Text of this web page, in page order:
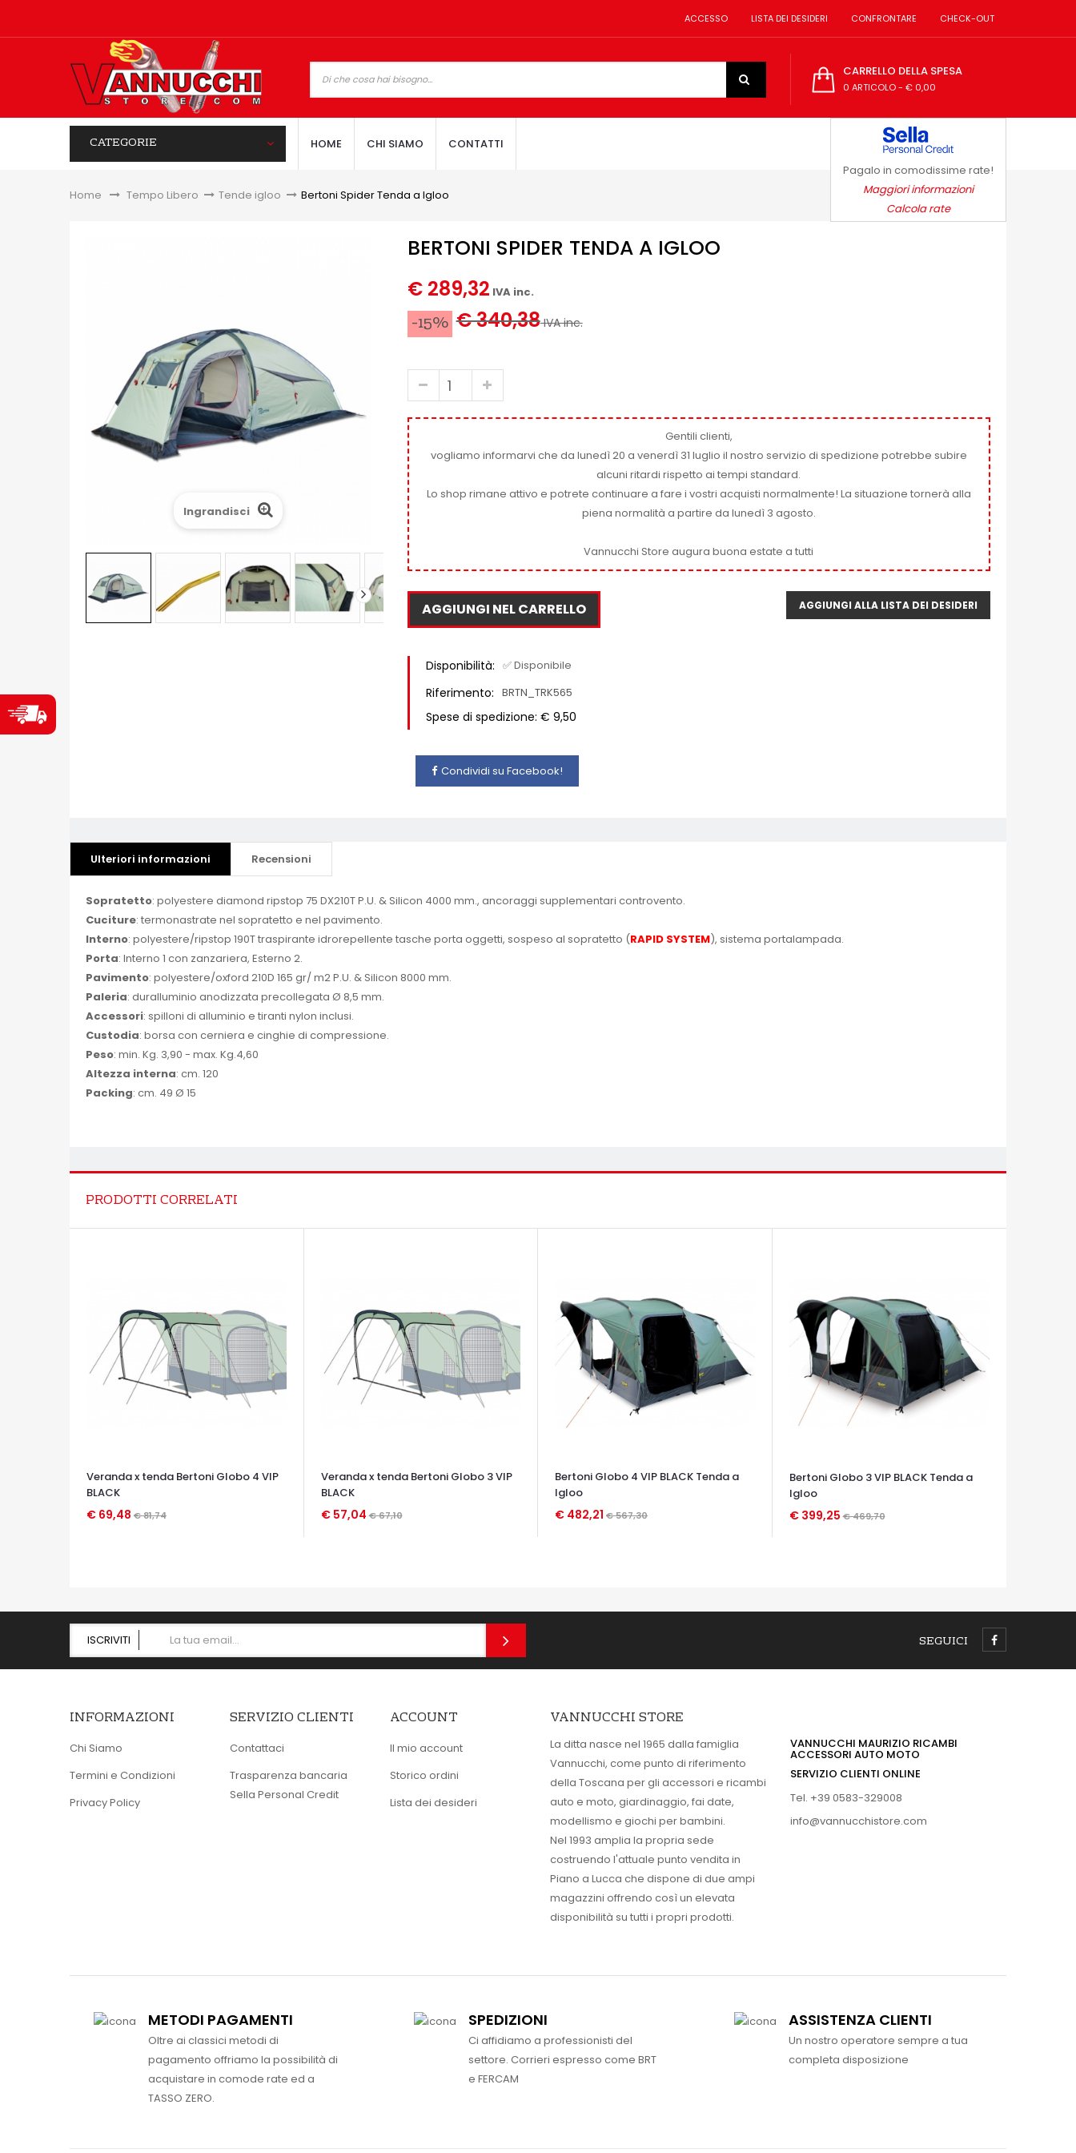
ACCESSO LISTA DEI DESIDERI CONFRONTARE CHECK-OUT
CARRELLO DELLA SPESA
0 ARTICOLO- € 0,00
CATEGORIE HOME CHI SIAMO CONTATTI
Home &gt;Tempo Libero > Tende igloo > Bertoni Spider Tenda a Igloo
Ingrandisci
BERTONI SPIDER TENDA A IGLOO
Pagalo in comodissime rate!
Maggiori informazioni
Calcola rate
€ 289,32 IVA inc.
-15% € 340,38IVA inc.
Gentili clienti,
vogliamo informarvi che da lunedì 20 a venerdì 31 luglio il nostro servizio di spedizione potrebbe subire
alcuni ritardi rispetto ai tempi standard.
Lo shop rimane attivo e potrete continuare a fare i vostri acquisti normalmente! La situazione tornerà alla
piena normalità a partire da lunedì 3 agosto.
Vannucchi Store augura buona estate a tutti
AGGIUNGI NEL CARRELLO AGGIUNGI ALLA LISTA DEI DESIDERI
Disponibilità: ✅ Disponibile
Riferimento: BRTN_TRK565
Spese di spedizione: € 9,50
Condividi su Facebook!
Ulteriori informazioni Recensioni
Sopratetto: polyestere diamond ripstop 75 DX210T P.U. & Silicon 4000 mm., ancoraggi supplementari controvento.
Cuciture: termonastrate nel sopratetto e nel pavimento.
Interno: polyestere/ripstop 190T traspirante idrorepellente tasche porta oggetti, sospeso al sopratetto (RAPID SYSTEM), sistema portalampada.
Porta: Interno 1 con zanzariera, Esterno 2.
Pavimento: polyestere/oxford 210D 165 gr/ m2 P.U. & Silicon 8000 mm.
Paleria: duralluminio anodizzata precollegata Ø 8,5 mm.
Accessori: spilloni di alluminio e tiranti nylon inclusi.
Custodia: borsa con cerniera e cinghie di compressione.
Peso: min. Kg. 3,90 - max. Kg.4,60
Altezza interna: cm. 120
Packing: cm. 49 Ø 15
PRODOTTI CORRELATI
Veranda x tenda Bertoni Globo 4 VIP
BLACK
€ 69,48 € 81,74
Veranda x tenda Bertoni Globo 3 VIP
BLACK
€ 57,04€ 67,10
Bertoni Globo 4 VIP BLACK Tenda a
Igloo
€ 482,21 € 567,30
Bertoni Globo 3 VIP BLACK Tenda a
Igloo
€ 399,25€ 469,70
ISCRIVITI SEGUICI
INFORMAZIONI
Chi Siamo
Termini e Condizioni
Privacy Policy
SERVIZIO CLIENTI
Contattaci
Trasparenza bancaria
Sella Personal Credit
ACCOUNT
Il mio account
Storico ordini
Lista dei desideri
VANNUCCHI STORE
La ditta nasce nel 1965 dalla famiglia
Vannucchi, come punto di riferimento
della Toscana per gli accessori e ricambi
auto e moto, giardinaggio, fai date,
modellismo e giochi per bambini.
Nel 1993 amplia la propria sede
costruendo l'attuale punto vendita in
Piano a Lucca che dispone di due ampi
magazzini offrendo così un elevata
disponibilità su tutti i propri prodotti.
VANNUCCHI MAURIZIO RICAMBI
ACCESSORI AUTO MOTO
SERVIZIO CLIENTI ONLINE
Tel. +39 0583-329008
info@vannucchistore.com
METODI PAGAMENTI
Oltre ai classici metodi di
pagamento offriamo la possibilità di
acquistare in comode rate ed a
TASSO ZERO.
SPEDIZIONI
Ci affidiamo a professionisti del
settore. Corrieri espresso come BRT
e FERCAM
ASSISTENZA CLIENTI
Un nostro operatore sempre a tua
completa disposizione